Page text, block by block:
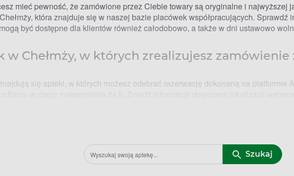
mieć pewność, że zamówione przez Ciebie towary są oryginalne i najwyższej
która znajduje się w naszej bazie placówek współpracujących.
być dostępne dla klientów również całodobowo, a także w dni ustawowo
w Chełmży, w których zrealizujesz
się apteki, w których możesz odebrać rezerwację dokonaną na platformie
większą część dnia, a farmaceuci nierzadko pracują w trybie zmianowym. Ma
Szukaj